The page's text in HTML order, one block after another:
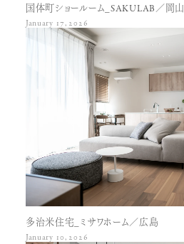
国体町ショールーム_SAKULAB／岡山
January 17, 2026
多治米住宅_ミサワホーム／広島
January 10, 2026